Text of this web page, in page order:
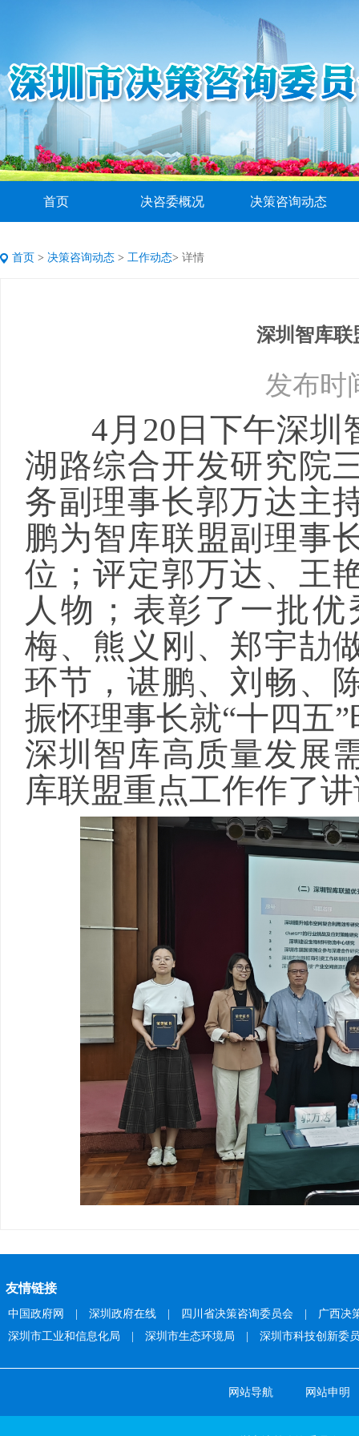
首页 决咨委概况 决策咨询动态
首页 > 决策咨询动态 > 工作动态> 详情
深圳智库联
发布时
4月20日下午深圳
湖路综合开发研究院
务副理事长郭万达主
鹏为智库联盟副理事
位；评定郭万达、王
人物；表彰了一批
梅、熊义刚、郑宇劼
环节，谌鹏、刘畅、
振怀理事长就“十四五
深圳智库高质量发展
库联盟重点工作作了
友情链接
中国政府网 深圳政府在线 四川省决策咨询委员会
广西决
深圳市工业和信息化局
深圳市生态环境局 深圳市科技创新委
网站导航 网站申明